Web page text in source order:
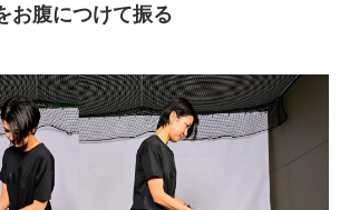
お腹につけて振る